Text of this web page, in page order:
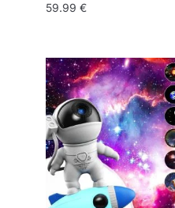
59.99 €